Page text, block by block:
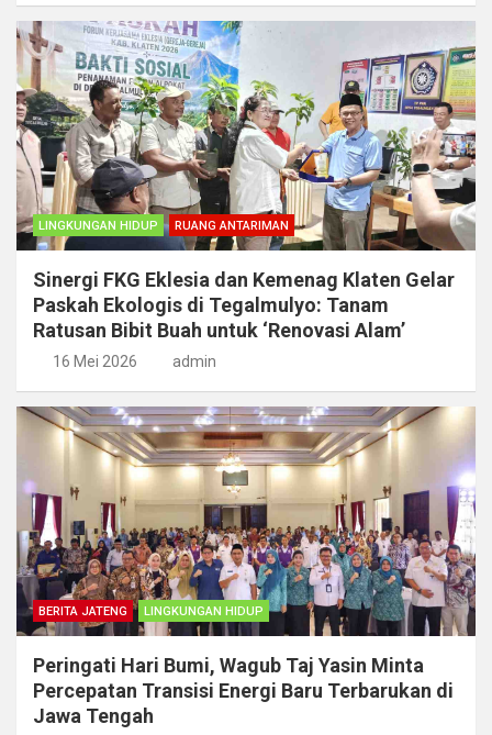
LINGKUNGAN HIDUP RUANG ANTARIMAN
Sinergi FKG Eklesia dan Kemenag Klaten Gelar
Paskah Ekologis di Tegalmulyo: Tanam
Ratusan Bibit Buah untuk ‘Renovasi Alam’
16 Mei 2026 admin
BERITA JATENG LINGKUNGAN HIDUP
Peringati Hari Bumi, Wagub Taj Yasin Minta
Percepatan Transisi Energi Baru Terbarukan di
Jawa Tengah